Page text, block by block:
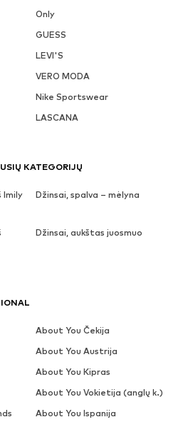
Only
GUESS
LEVI'S
VERO MODA
Nike Sportswear
LASCANA
KATEGORIJŲ
Imily
Džinsai, spalva – mėlyna
Džinsai, aukštas juosmuo
About You Čekija
About You Austrija
About You Kipras
About You Vokietija (anglų k.)
About You Ispanija